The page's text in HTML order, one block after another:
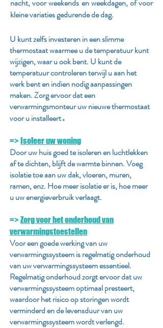
nacht, voor weekends en weekdagen, of voor
kleine variaties gedurende de dag.
U kunt zelfs investeren in een slimme
thermostaat waarmee u de temperatuur kunt
wijzigen, waar u ook bent. U kunt de
temperatuur controleren terwijl u aan het
werk bent en indien nodig aanpassingen
maken. Zorg ervoor dat een
verwarmingsmonteur uw nieuwe thermostaat
voor u installeert.
=> Isoleer uw woning
Door uw huis goed te isoleren en luchtlekken
af te dichten, blijft de warmte binnen. Voeg
isolatie toe aan uw dak, vloeren, muren,
ramen, enz. Hoe meer isolatie er is, hoe meer
u uw energieverbruik verlaagt.
=> Zorg voor het onderhoud van
verwarmingstoestellen
Voor een goede werking van uw
verwarmingssysteem is regelmatig onderhoud
van uw verwarmingssysteem essentieel.
Regelmatig onderhoud zorgt ervoor dat uw
verwarmingssysteem optimaal presteert,
waardoor het risico op storingen wordt
verminderd en de levensduur van uw
verwarmingssysteem wordt verlengd.